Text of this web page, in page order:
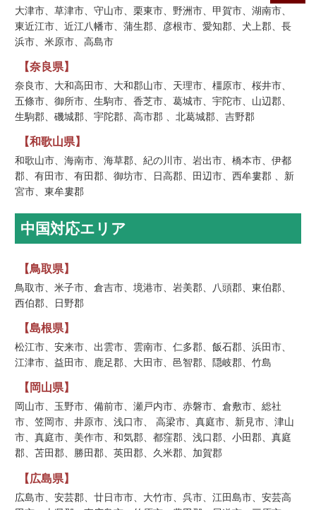
大津市、草津市、守山市、栗東市、野洲市、甲賀市、湖南市、
東近江市、近江八幡市、蒲生郡、彦根市、愛知郡、犬上郡、長
浜市、米原市、高島市
【奈良県】
奈良市、大和高田市、大和郡山市、天理市、橿原市、桜井市、
五條市、御所市、生駒市、香芝市、葛城市、宇陀市、山辺郡、
生駒郡、磯城郡、宇陀郡、高市郡 、北葛城郡、吉野郡
【和歌山県】
和歌山市、海南市、海草郡、紀の川市、岩出市、橋本市、伊都
郡、有田市、有田郡、御坊市、日高郡、田辺市、西牟婁郡 、新
宮市、東牟婁郡
中国対応エリア
【鳥取県】
鳥取市、米子市、倉吉市、境港市、岩美郡、八頭郡、東伯郡、
西伯郡、日野郡
【島根県】
松江市、安来市、出雲市、雲南市、仁多郡、飯石郡、浜田市、
江津市、益田市、鹿足郡、大田市、邑智郡、隠岐郡、竹島
【岡山県】
岡山市、玉野市、備前市、瀬戸内市、赤磐市、倉敷市、総社
市、笠岡市、井原市、浅口市、 高梁市、真庭市、新見市、津山
市、真庭市、美作市、和気郡、都窪郡、浅口郡、小田郡、真庭
郡、苫田郡、勝田郡、英田郡、久米郡、加賀郡
【広島県】
広島市、安芸郡、廿日市市、大竹市、呉市、江田島市、安芸高